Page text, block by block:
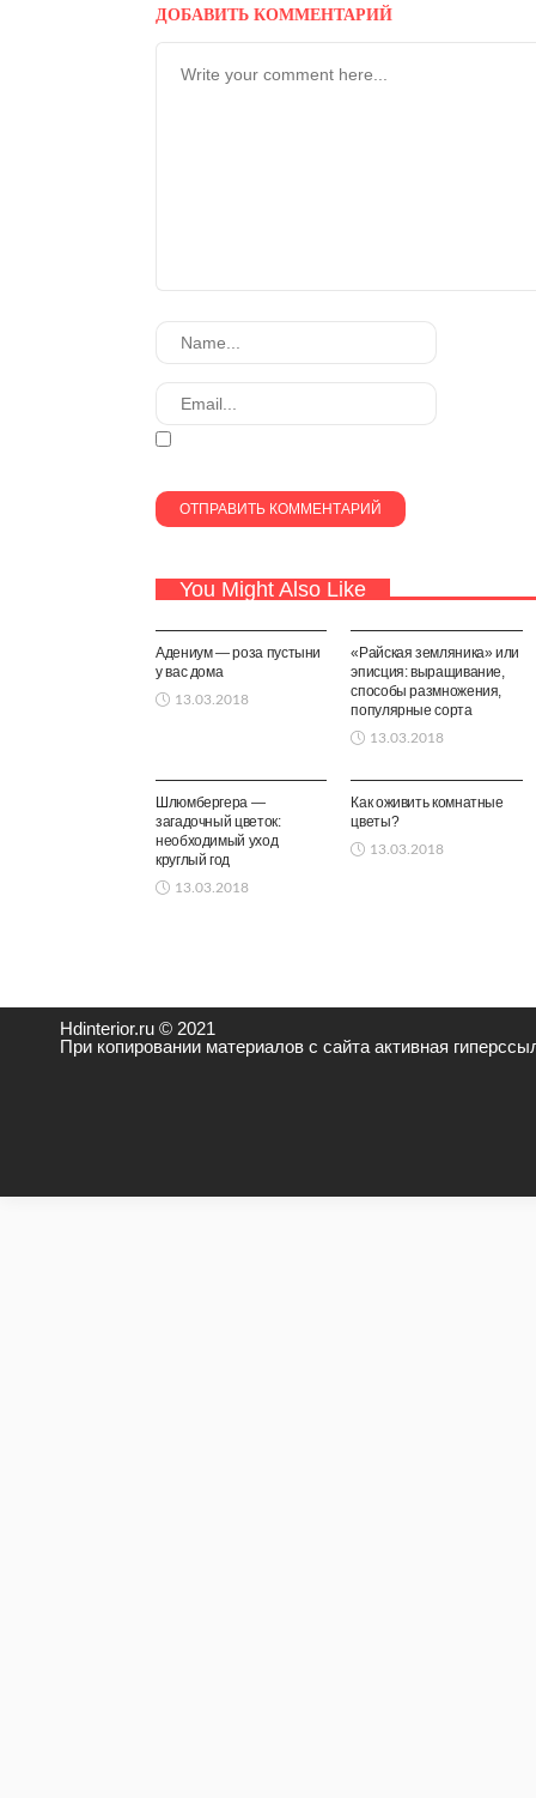
ДОБАВИТЬ КОММЕНТАРИЙ
You Might Also Like
КОМНАТНЫЕ
Адениум — роза пустыни
у вас дома
13.03.2018
КОМНАТНЫЕ
«Райская земляника» или
эписция: выращивание,
способы размножения,
популярные сорта
13.03.2018
Шлюмбергера —
загадочный цветок:
необходимый уход
круглый год
13.03.2018
КОМНАТНЫЕ
Как оживить комнатные
цветы?
13.03.2018
Hdinterior.ru © 2021
При копировании материалов с сайта активная